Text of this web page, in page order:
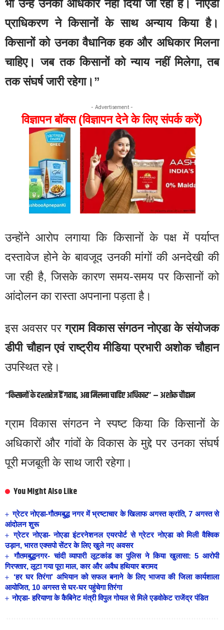
भी उन्हें उनका अधिकार नहीं दिया जा रहा है। नोएडा
प्राधिकरण ने किसानों के साथ अन्याय किया है।
किसानों को उनका वैधानिक हक और अधिकार मिलना
चाहिए। जब तक किसानों को न्याय नहीं मिलेगा, तब
तक संघर्ष जारी रहेगा।”
- Advertisement -
विज्ञापन बॉक्स (विज्ञापन देने के लिए संपर्क करें)
उन्होंने आरोप लगाया कि किसानों के पक्ष में पर्याप्त
दस्तावेज होने के बावजूद उनकी मांगों की अनदेखी की
जा रही है, जिसके कारण समय-समय पर किसानों को
आंदोलन का रास्ता अपनाना पड़ता है।
इस अवसर परग्राम विकास संगठन नोएडा के संयोजक
डीपी चौहान एवं राष्ट्रीय मीडिया प्रभारी अशोक चौहान
उपस्थित रहे।
“किसानों के दस्तावेज हैं गवाह, अब मिलना चाहिए अधिकार” – अशोक चौहान
ग्राम विकास संगठन ने स्पष्ट किया कि किसानों के
अधिकारों और गांवों के विकास के मुद्दे पर उनका संघर्ष
पूरी मजबूती के साथ जारी रहेगा।
You Might Also Like
ग्रेटर नोएडा-गौतमबुद्ध नगर में भ्रष्टाचार के खिलाफ अगस्त क्रांति, 7 अगस्त से
आंदोलन शुरू
ग्रेटर नोएडा- नोएडा इंटरनेशनल एयरपोर्ट से ग्रेटर नोएडा को मिली वैश्विक
उड़ान, भारत एक्सपो सेंटर के लिए खुले नए अवसर
गौतमबुद्धनगर- चांदी व्यापारी लूटकांड का पुलिस ने किया खुलासा: 5 आरोपी
गिरफ्तार, लूटा गया पूरा माल, कार और अवैध हथियार बरामद
‘हर घर तिरंगा’ अभियान को सफल बनाने के लिए भाजपा की जिला कार्यशाला
आयोजित, 10 अगस्त से घर-घर पहुंचेगा तिरंगा
नोएडा- हरियाणा के कैबिनेट मंत्री विपुल गोयल से मिले एडवोकेट राजेंद्र पंडित